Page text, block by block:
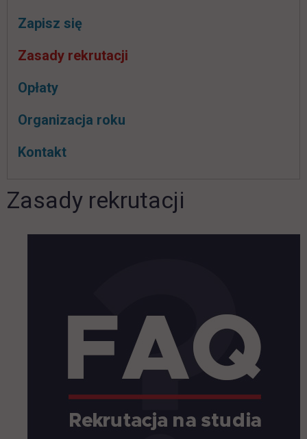
Zapisz się
Zasady rekrutacji
Opłaty
Organizacja roku
Kontakt
Zasady rekrutacji